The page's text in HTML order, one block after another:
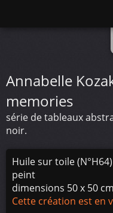
Annabelle
memories
série de tableaux
noir.
Huile sur toile
peint
dimensions 50 x 50 cm
Cette création est en